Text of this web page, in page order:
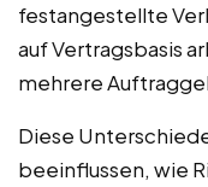
festangestellte
auf Vertragsbasis
mehrere
Diese
beeinflussen, wie